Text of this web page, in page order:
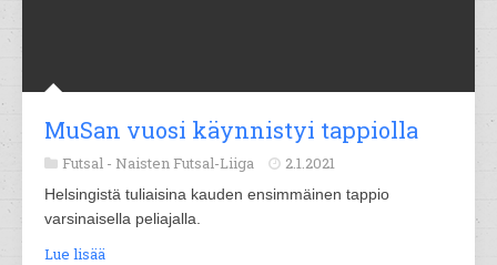
MuSan vuosi käynnistyi tappiolla
Futsal - Naisten Futsal-Liiga 2.1.2021
Helsingistä tuliaisina kauden ensimmäinen tappio
varsinaisella peliajalla.
Lue lisää